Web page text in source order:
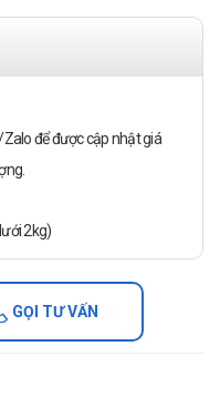
Zalo để được cập nhật giá
2kg)
GỌI TƯ VẤN